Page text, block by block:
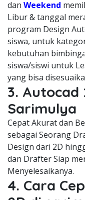
dan Weekend
Libur & tanggal
program Design
siswa, untuk
kebutuhan
siswa/siswi untuk
yang bisa
3.
Sarimulya
Cepat Akurat dan
sebagai Seorang
Design dari 2D
dan Drafter Siap
Menyelesaikanya.
4. Cara